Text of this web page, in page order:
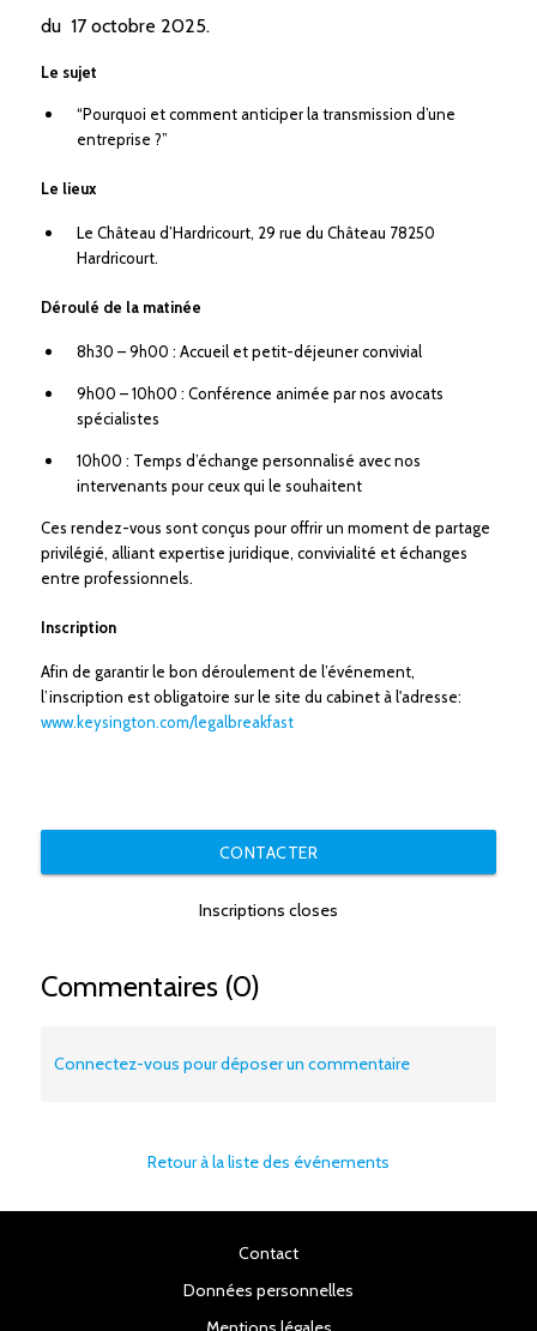
du 17 octobre 2025.
Le sujet
“Pourquoi et comment anticiper la transmission d’une
entreprise ?”
Le lieux
Le Château d’Hardricourt, 29 rue du Château 78250
Hardricourt.
Déroulé de la matinée
8h30 – 9h00 : Accueil et petit-déjeuner convivial
9h00 – 10h00 : Conférence animée par nos avocats
spécialistes
10h00 : Temps d’échange personnalisé avec nos
intervenants pour ceux qui le souhaitent
Ces rendez-vous sont conçus pour offrir un moment de partage
privilégié, alliant expertise juridique, convivialité et échanges
entre professionnels.
Inscription
Afin de garantir le bon déroulement de l’événement,
l’inscription est obligatoire sur le site du cabinet à l'adresse:
www.keysington.com/legalbreakfast
CONTACTER
Inscriptions closes
Commentaires (0)
Connectez-vous pour déposer un commentaire
Retour à la liste des événements
Contact
Données personnelles